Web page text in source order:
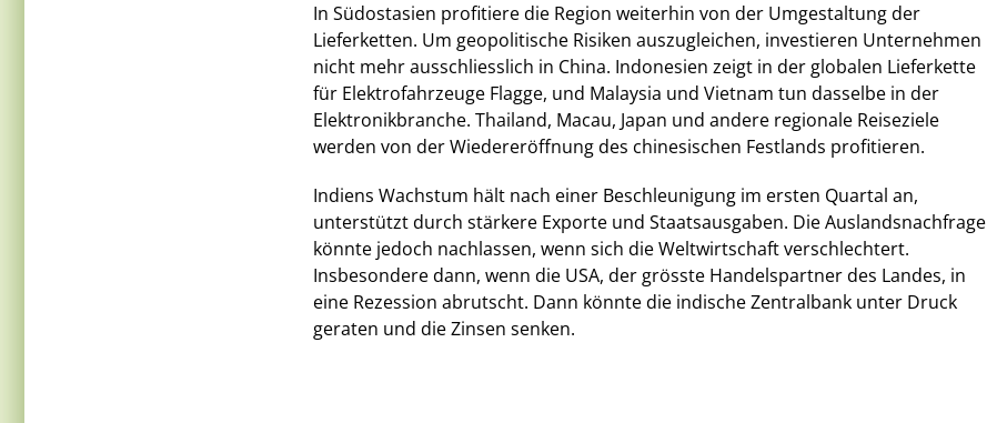
In Südostasien profitiere die Region weiterhin von der Umgestaltung der
Lieferketten. Um geopolitische Risiken auszugleichen, investieren Unternehmen
nicht mehr ausschliesslich in China. Indonesien zeigt in der globalen Lieferkette
für Elektrofahrzeuge Flagge, und Malaysia und Vietnam tun dasselbe in der
Elektronikbranche. Thailand, Macau, Japan und andere regionale Reiseziele
werden von der Wiedereröffnung des chinesischen Festlands profitieren.
Indiens Wachstum hält nach einer Beschleunigung im ersten Quartal an,
unterstützt durch stärkere Exporte und Staatsausgaben. Die Auslandsnachfrage
könnte jedoch nachlassen, wenn sich die Weltwirtschaft verschlechtert.
Insbesondere dann, wenn die USA, der grösste Handelspartner des Landes, in
eine Rezession abrutscht. Dann könnte die indische Zentralbank unter Druck
geraten und die Zinsen senken.